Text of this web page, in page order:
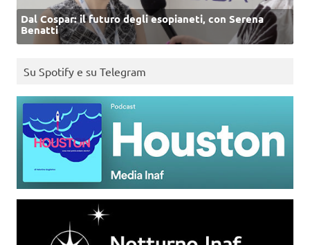
Dal Cospar: il futuro degli esopianeti, con Serena
Benatti
Su Spotify e su Telegram